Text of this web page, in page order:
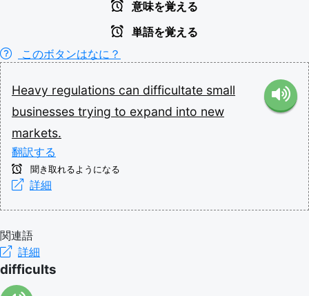
意味を覚える
単語を覚える
このボタンはなに？
Heavy regulations can difficultate small
businesses trying to expand into new
markets.
翻訳する
聞き取れるようになる
詳細
関連語
詳細
difficults